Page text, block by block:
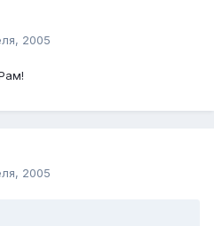
2005
2005